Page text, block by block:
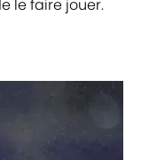
le faire jouer.